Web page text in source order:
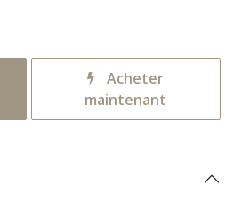
Acheter
maintenant